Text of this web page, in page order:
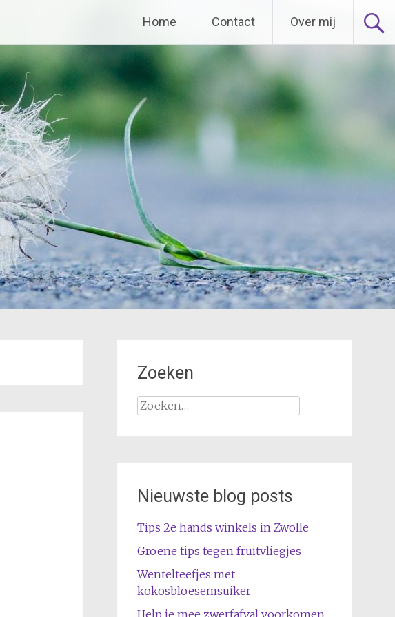
Home Contact Over mij
Zoeken
Zoeken
Nieuwste blog posts
Tips 2e hands winkels in Zwolle
Groene tips tegen fruitvliegjes
Wentelteefjes met
kokosbloesemsuiker
Help je mee zwerfafval voorkomen